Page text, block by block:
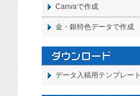
Canvaで作成
金・銀特色データで作成
データ入稿用テンプレート